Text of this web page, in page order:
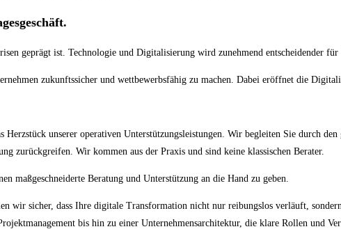
geprägt ist. Technologie und Digitalisierung wird zunehmend entscheidender für
zukunftssicher und wettbewerbsfähig zu machen. Dabei eröffnet die
Herzstück unserer operativen Unterstützungsleistungen. Wir begleiten Sie durch
zurückgreifen. Wir kommen aus der Praxis und sind keine klassischen Berater.
maßgeschneiderte Beratung und Unterstützung an die Hand zu geben.
wir sicher, dass Ihre digitale Transformation nicht nur reibungslos verläuft,
bis hin zu einer Unternehmensarchitektur, die klare Rollen und